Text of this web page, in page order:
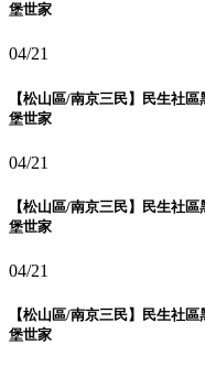
堡世家
04/21
【松山區/南京三民】民生社
堡世家
04/21
【松山區/南京三民】民生社
堡世家
04/21
【松山區/南京三民】民生社
堡世家